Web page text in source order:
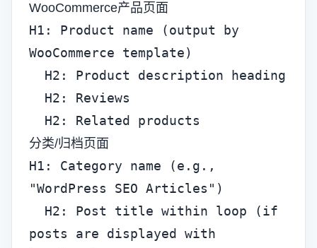
WooCommerce产品页面
H1: Product name (output by
WooCommerce template)
  H2: Related products
分类/归档页面
H1: Category name (e.g.,
"WordPress SEO Articles")
posts are displayed with